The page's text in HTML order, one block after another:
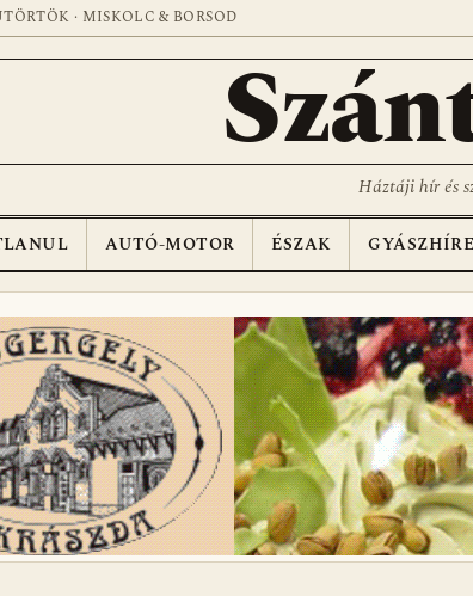
· MISKOLC & BORSOD
Háztáji hír és
AUTÓ-MOTOR ÉSZAK